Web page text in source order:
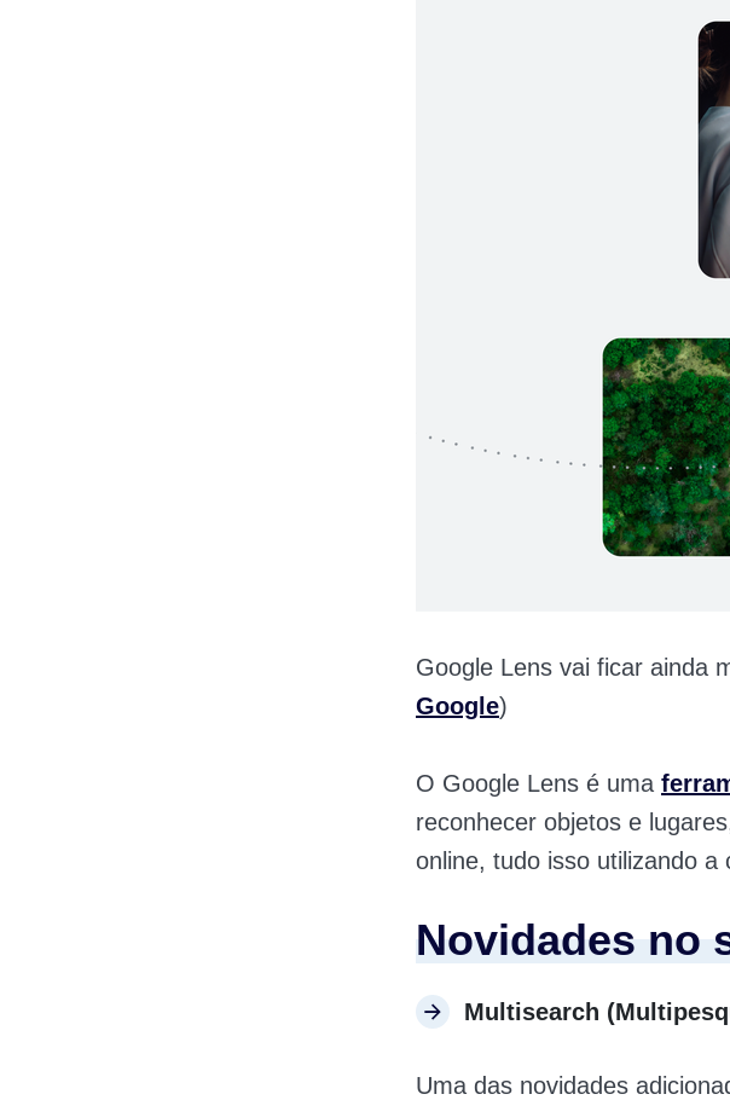
Google Lens vai ficar ainda
Google)
O Google Lens é uma
reconhecer objetos e
online, tudo isso utilizando
Novidades no
Multisearch
Uma das novidades